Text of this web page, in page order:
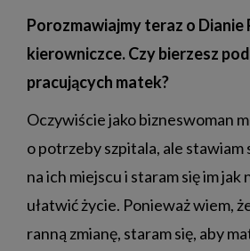
Porozmawiajmy teraz o Dianie
kierowniczce. Czy bierzesz
pracujących matek?
Oczywiście jako bizneswoman
o potrzeby szpitala, ale stawiam
na ich miejscu i staram się im jak
ułatwić życie. Ponieważ wiem,
ranną zmianę, staram się, aby